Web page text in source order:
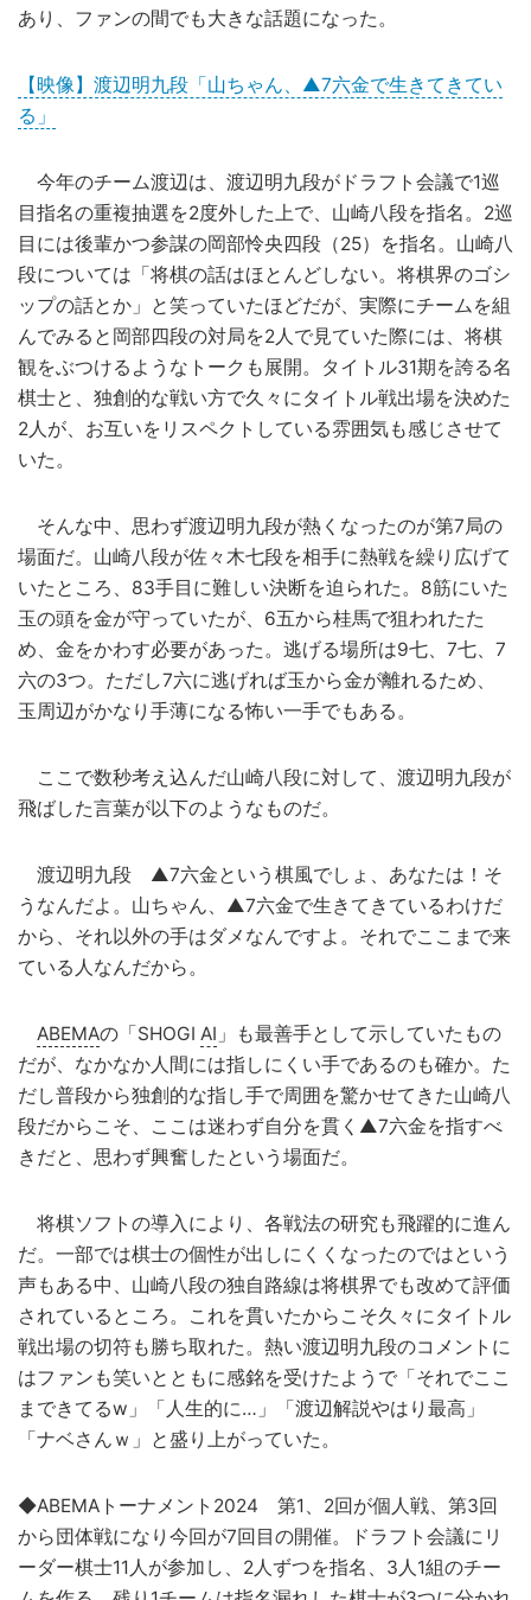
あり、ファンの間でも大きな話題になった。
【映像】渡辺明九段「山ちゃん、▲7六金で生きてきてい
る」
今年のチーム渡辺は、渡辺明九段がドラフト会議で1巡
目指名の重複抽選を2度外した上で、山崎八段を指名。2巡
目には後輩かつ参謀の岡部怜央四段（25）を指名。山崎八
段については「将棋の話はほとんどしない。将棋界のゴシ
ップの話とか」と笑っていたほどだが、実際にチームを組
んでみると岡部四段の対局を2人で見ていた際には、将棋
観をぶつけるようなトークも展開。タイトル31期を誇る名
棋士と、独創的な戦い方で久々にタイトル戦出場を決めた
2人が、お互いをリスペクトしている雰囲気も感じさせて
いた。
そんな中、思わず渡辺明九段が熱くなったのが第7局の
場面だ。山崎八段が佐々木七段を相手に熱戦を繰り広げて
いたところ、83手目に難しい決断を迫られた。8筋にいた
玉の頭を金が守っていたが、6五から桂馬で狙われたた
め、金をかわす必要があった。逃げる場所は9七、7七、7
六の3つ。ただし7六に逃げれば玉から金が離れるため、
玉周辺がかなり手薄になる怖い一手でもある。
ここで数秒考え込んだ山崎八段に対して、渡辺明九段が
飛ばした言葉が以下のようなものだ。
渡辺明九段 ▲7六金という棋風でしょ、あなたは！そ
うなんだよ。山ちゃん、▲7六金で生きてきているわけだ
から、それ以外の手はダメなんですよ。それでここまで来
ている人なんだから。
ABEMAの「SHOGI AI 」も最善手として示していたもの
だが、なかなか人間には指しにくい手であるのも確か。た
だし普段から独創的な指し手で周囲を驚かせてきた山崎八
段だからこそ、ここは迷わず自分を貫く▲7六金を指すべ
きだと、思わず興奮したという場面だ。
将棋ソフトの導入により、各戦法の研究も飛躍的に進ん
だ。一部では棋士の個性が出しにくくなったのではという
声もある中、山崎八段の独自路線は将棋界でも改めて評価
されているところ。これを貫いたからこそ久々にタイトル
戦出場の切符も勝ち取れた。熱い渡辺明九段のコメントに
はファンも笑いとともに感銘を受けたようで「それでここ
まできてるw」「人生的に…」「渡辺解説やはり最高」
「ナベさんｗ」と盛り上がっていた。
◆ABEMAトーナメント2024 第1、2回が個人戦、第3回
から団体戦になり今回が7回目の開催。ドラフト会議にリ
ーダー棋士11人が参加し、2人ずつを指名、3人1組のチー